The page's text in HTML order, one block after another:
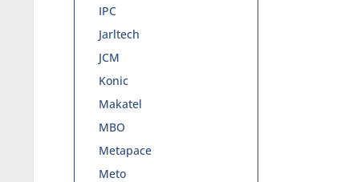
IPC
Jarltech
JCM
Konic
Makatel
MBO
Metapace
Meto